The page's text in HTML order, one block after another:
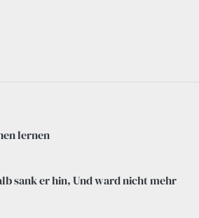
lernen
sank er hin, Und ward nicht mehr